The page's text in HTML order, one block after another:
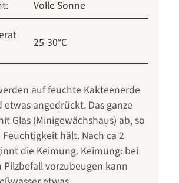
Volle Sonne
25-30°C
auf feuchte Kakteenerde
angedrückt. Das ganze
Glas (Minigewächshaus) ab, so
Feuchtigkeit hält. Nach ca 2
die Keimung. Keimung: bei
Pilzbefall vorzubeugen kann